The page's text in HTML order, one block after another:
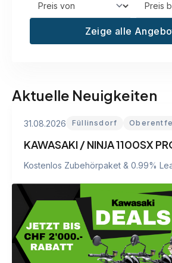
Zeige alle
Aktuelle Neuigkeiten
31.08.2026 Füllinsdorf
KAWASAKI / NINJA 1100SX
Kostenlos Zubehörpaket & 0.99%